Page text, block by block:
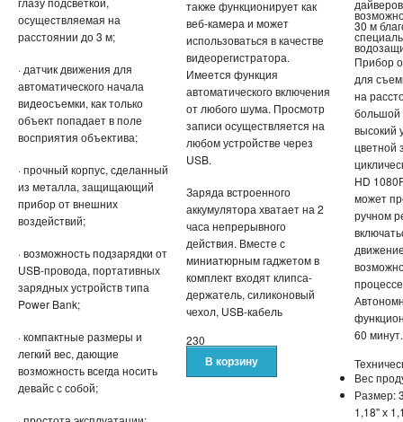
осуществляемая на
расстоянии до 3 м;
· датчик движения для
автоматического начала
видеосъемки, как только
объект попадает в поле
восприятия объектива;
· прочный корпус, сделанный
из металла, защищающий
прибор от внешних
воздействий;
· возможность подзарядки от
USB-провода, портативных
зарядных устройств типа
Power Bank;
· компактные размеры и
легкий вес, дающие
возможность всегда носить
девайс с собой;
также функционирует как
веб-камера и может
использоваться в качестве
видеорегистратора.
Имеется функция
автоматического включения
от любого шума. Просмотр
записи осуществляется на
любом устройстве через
USB.
Заряда встроенного
аккумулятора хватает на 2
часа непрерывного
действия. Вместе с
миниатюрным гаджетом в
комплект входят клипса-
держатель, силиконовый
чехол, USB-кабель
230
30 м
Прибор
для
на
большой
высокий
цветной
HD
может
ручном
60 минут.
Вес
Размер:
1,18" х